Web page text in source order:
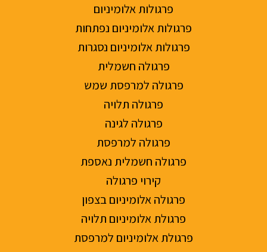
פרגולות אלומיניום
פרגולות אלומיניום נפתחות
פרגולות אלומיניום נסגרות
פרגולה חשמלית
פרגולה למרפסת שמש
פרגולה תלויה
פרגולה לגינה
פרגולה למרפסת
פרגולה חשמלית נאספת
קירוי פרגולה
פרגולה אלומיניום בצפון
פרגולת אלומיניום תלויה
פרגולת אלומיניום למרפסת